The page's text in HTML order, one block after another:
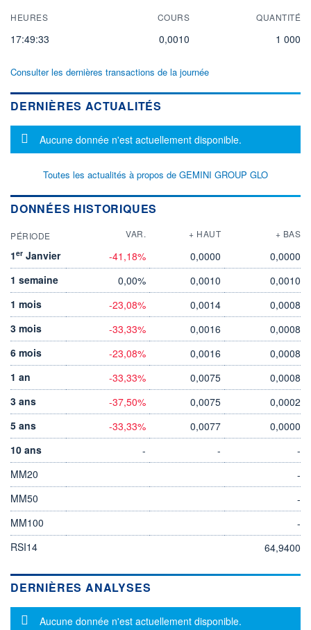
HEURES COURS QUANTITÉ
17:49:33 0,0010 1 000
Consulter les dernières transactions de la journée
DERNIÈRES ACTUALITÉS
Message d'information
Aucune donnée n'est actuellement disponible.
Toutes les actualités à propos de GEMINI GROUP GLO
DONNÉES HISTORIQUES
PÉRIODE VAR. + HAUT + BAS
1er Janvier -41,18% 0,0000
0,0000
1 semaine
0,00% 0,0010
0,0010
1 mois
-23,08% 0,0014
0,0008
3 mois
-33,33% 0,0016
0,0008
6 mois
-23,08% 0,0016
0,0008
1 an
-33,33% 0,0075
0,0008
3 ans
-37,50% 0,0075
0,0002
5 ans
-33,33% 0,0077
0,0000
10 ans
- -
-
MM20
-
MM50
-
MM100
-
RSI14
64,9400
DERNIÈRES ANALYSES
Message d'information
Aucune donnée n'est actuellement disponible.